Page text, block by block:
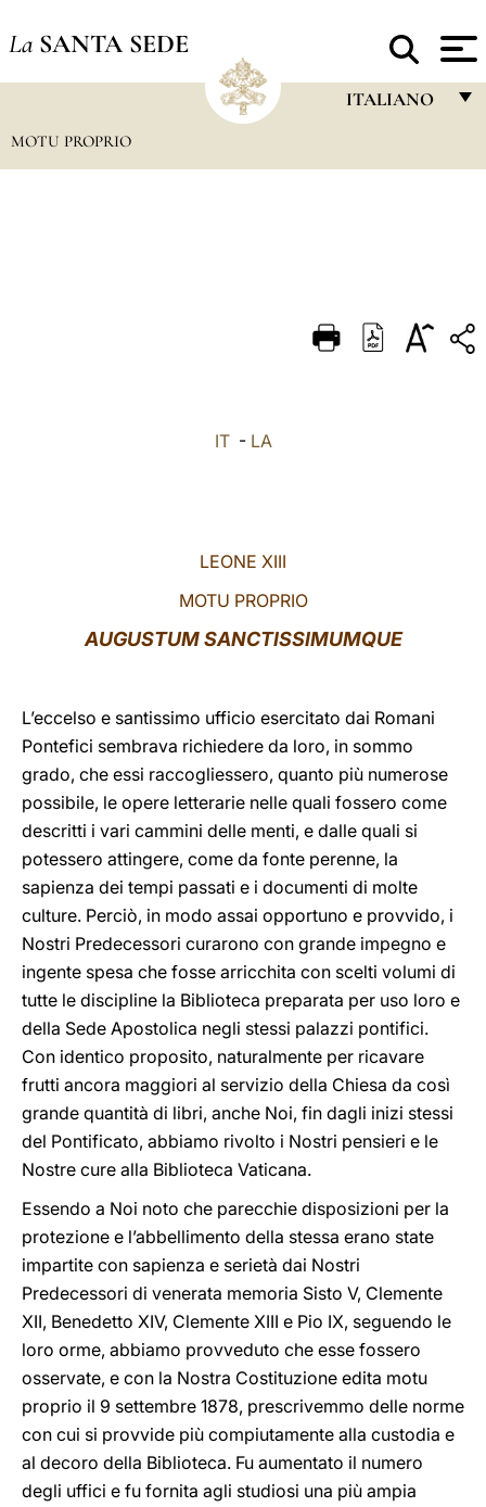
La SANTA SEDE
ITALIANO
DEUTSCH
MOTU PROPRIO
IT- LA
LEONE XIII
MOTU PROPRIO
AUGUSTUM SANCTISSIMUMQUE
L’eccelso e santissimo ufficio esercitato dai Romani
Pontefici sembrava richiedere da loro, in sommo
grado, che essi raccogliessero, quanto più numerose
possibile, le opere letterarie nelle quali fossero come
descritti i vari cammini delle menti, e dalle quali si
potessero attingere, come da fonte perenne, la
sapienza dei tempi passati e i documenti di molte
culture. Perciò, in modo assai opportuno e provvido, i
Nostri Predecessori curarono con grande impegno e
ingente spesa che fosse arricchita con scelti volumi di
tutte le discipline la Biblioteca preparata per uso loro e
della Sede Apostolica negli stessi palazzi pontifici.
Con identico proposito, naturalmente per ricavare
frutti ancora maggiori al servizio della Chiesa da così
grande quantità di libri, anche Noi, fin dagli inizi stessi
del Pontificato, abbiamo rivolto i Nostri pensieri e le
Nostre cure alla Biblioteca Vaticana.
Essendo a Noi noto che parecchie disposizioni per la
protezione e l’abbellimento della stessa erano state
impartite con sapienza e serietà dai Nostri
Predecessori di venerata memoria Sisto V, Clemente
XII, Benedetto XIV, Clemente XIII e Pio IX, seguendo le
loro orme, abbiamo provveduto che esse fossero
osservate, e con la Nostra Costituzione edita motu
proprio il 9 settembre 1878, prescrivemmo delle norme
con cui si provvide più compiutamente alla custodia e
al decoro della Biblioteca. Fu aumentato il numero
degli uffici e fu fornita agli studiosi una più ampia